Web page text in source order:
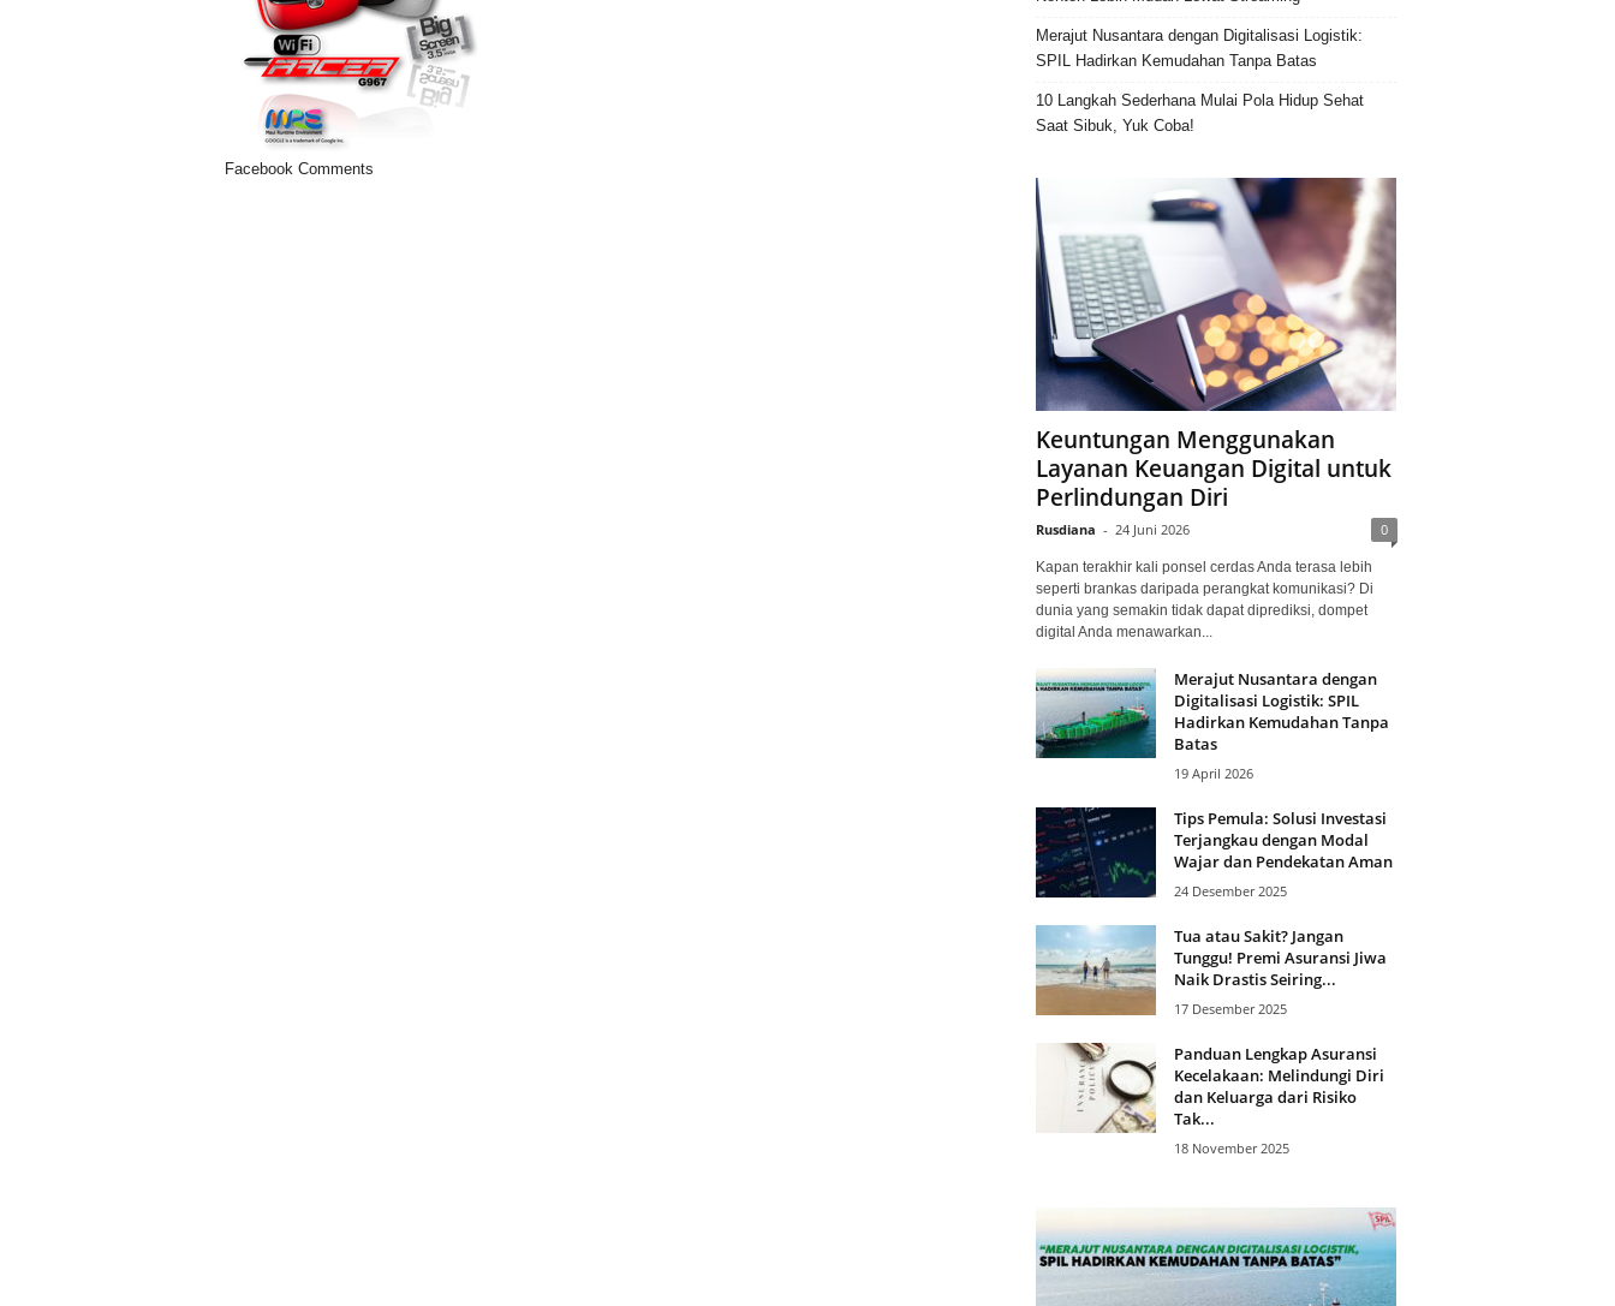
Facebook Comments
Merajut Nusantara dengan Digitalisasi Logistik:
SPIL Hadirkan Kemudahan Tanpa Batas
10 Langkah Sederhana Mulai Pola Hidup Sehat
Saat Sibuk, Yuk Coba!
Keuntungan Menggunakan
Layanan Keuangan Digital untuk
Perlindungan Diri
Rusdiana - 24 Juni 2026 0
Kapan terakhir kali ponsel cerdas Anda terasa lebih
seperti brankas daripada perangkat komunikasi? Di
dunia yang semakin tidak dapat diprediksi, dompet
digital Anda menawarkan...
Merajut Nusantara dengan
Digitalisasi Logistik: SPIL
Hadirkan Kemudahan Tanpa
Batas
19 April 2026
Tips Pemula: Solusi Investasi
Terjangkau dengan Modal
Wajar dan Pendekatan Aman
24 Desember 2025
Tua atau Sakit? Jangan
Tunggu! Premi Asuransi Jiwa
Naik Drastis Seiring...
17 Desember 2025
Panduan Lengkap Asuransi
Kecelakaan: Melindungi Diri
dan Keluarga dari Risiko
Tak...
18 November 2025